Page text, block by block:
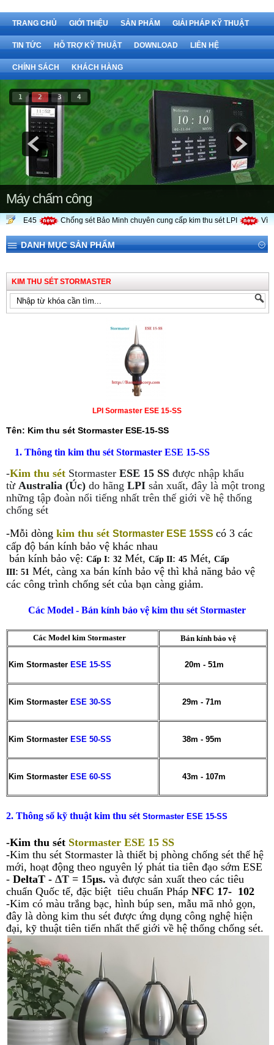
TRANG CHỦ GIỚI THIỆU SẢN PHẨM GIẢI PHÁP KỸ THUẬT
TIN TỨC HỖ TRỢ KỸ THUẬT DOWNLOAD LIÊN HỆ
CHÍNH SÁCH KHÁCH HÀNG
1 2 3 4
Máy chấm công
E45 Chống sét Bảo Minh chuyên cung cấp kim thu sét LPI Vì sao
DANH MỤC SẢN PHẨM
KIM THU SÉT STORMASTER
LPI Sormaster ESE 15-SS
Tên: Kim thu sét Stormaster ESE-15-SS
1. Thông tin kim thu sét Stormaster ESE 15-SS
-Kim thu sét Stormaster ESE 15 SS được nhập khẩu
từ Australia (Úc) do hãng LPI sản xuất, đây là một trong
những tập đoàn nổi tiếng nhất trên thế giới về hệ thống
chống sét
-Mỗi dòng kim thu sét Stormaster ESE 15SS có 3 các
cấp độ bán kính bảo vệ khác nhau
bán kính bảo vệ: Cấp I: 32 Mét, Cấp II: 45 Mét, Cấp
III: 51 Mét, càng xa bán kính bảo vệ thì khả năng bảo vệ
các công trình chống sét của bạn càng giảm.
Các Model - Bán kính bảo vệ kim thu sét Stormaster
Các Model kim Stormaster Bán kính bảo vệ
Kim Stormaster ESE 15-SS 20m - 51m
Kim Stormaster ESE 30-SS 29m - 71m
Kim Stormaster ESE 50-SS 38m - 95m
Kim Stormaster ESE 60-SS 43m - 107m
2. Thông số kỹ thuật kim thu sét Stormaster ESE 15-SS
-Kim thu sét Stormaster ESE 15 SS
-Kim thu sét Stormaster là thiết bị phòng chống sét thế hệ
mới, hoạt động theo nguyên lý phát tia tiên đạo sớm ESE
- DeltaT - ΔT = 15μs. và được sản xuất theo các tiêu
chuẩn Quốc tế, đặc biệt tiêu chuẩn Pháp NFC 17- 102
-Kim có màu trắng bạc, hình búp sen, mẫu mã nhỏ gọn,
đây là dòng kim thu sét được ứng dụng công nghệ hiện
đại, kỹ thuật tiên tiến nhất thế giới về hệ thống chống sét.